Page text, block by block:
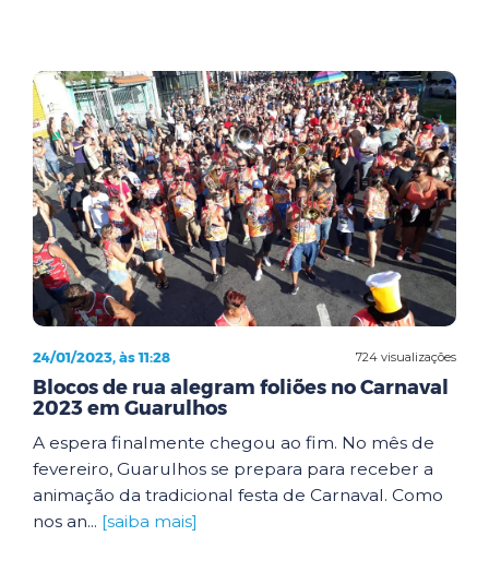
724 visualizações
24/01/2023, às 11:28
Blocos de rua alegram foliões no Carnaval
2023 em Guarulhos
A espera finalmente chegou ao fim. No mês de
fevereiro, Guarulhos se prepara para receber a
animação da tradicional festa de Carnaval. Como
nos an... [saiba mais]